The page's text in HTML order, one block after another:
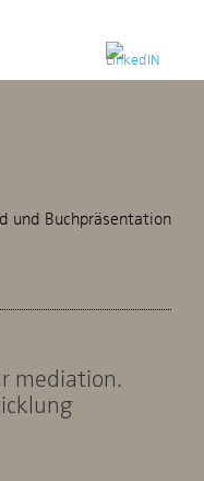
und Buchpräsentation
mediation.